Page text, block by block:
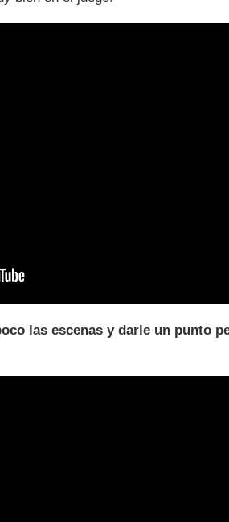
las escenas y darle un punto